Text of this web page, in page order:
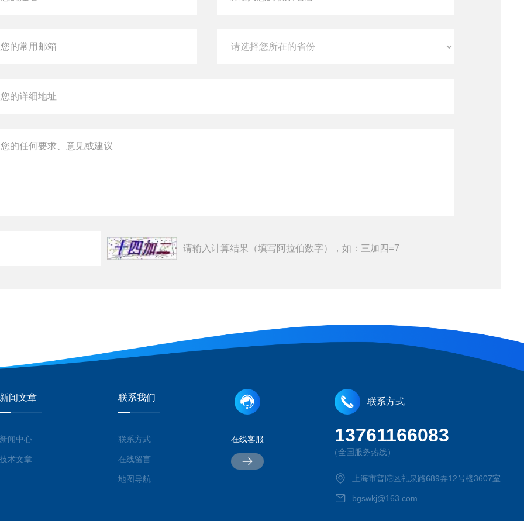
请输入计算结果（填写阿拉伯数字），如：三加四=7
新闻文章
新闻中心
技术文章
联系我们
联系方式
在线留言
地图导航
在线客服
联系方式
13761166083
（全国服务热线）
上海市普陀区礼泉路689弄12号楼3607室
bgswkj@163.com